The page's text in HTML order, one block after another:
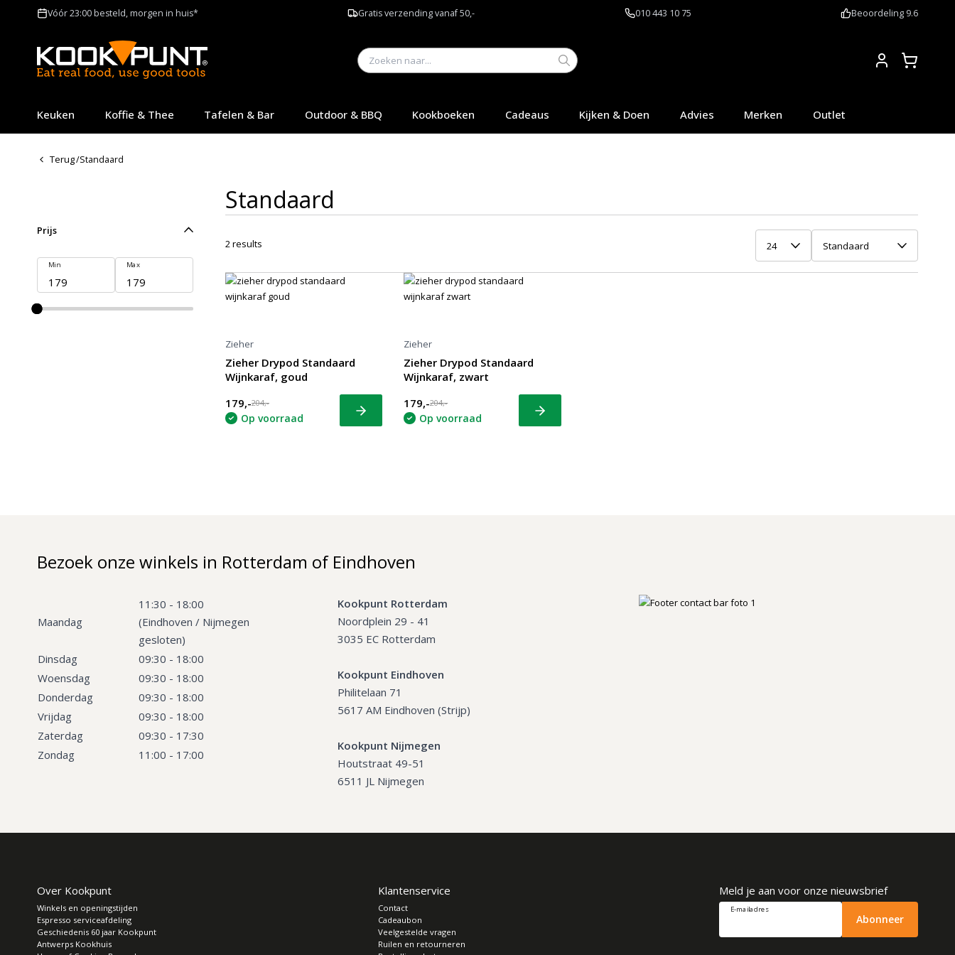
Vóór 23:00 besteld, morgen in huis* Gratis verzending vanaf 50,- 010 443 10 75 Beoordeling 9.6
Keuken Koffie & Thee Tafelen & Bar Outdoor & BBQ Kookboeken Cadeaus Kijken & Doen Advies Merken Outlet
Terug/Standaard
Prijs
Min Max
Standaard
24 Standaard
2results
Zieher
Zieher Drypod Standaard
Wijnkaraf, goud
179,-204,-
Op voorraad Bekijk
Zieher
Zieher Drypod Standaard
Wijnkaraf, zwart
179,-204,-
Op voorraad Bekijk
Bezoek onze winkels in Rotterdam of Eindhoven
Maandag
11:30 - 18:00
(Eindhoven / Nijmegen
gesloten)
Dinsdag
09:30 - 18:00
Woensdag
09:30 - 18:00
Donderdag
09:30 - 18:00
Vrijdag
09:30 - 18:00
Zaterdag
09:30 - 17:30
Zondag
11:00 - 17:00
Kookpunt Rotterdam
Noordplein 29 - 41
3035 EC Rotterdam
Kookpunt Eindhoven
Philitelaan 71
5617 AM Eindhoven (Strijp)
Kookpunt Nijmegen
Houtstraat 49-51
6511 JL Nijmegen
Over Kookpunt
Winkels en openingstijden
Espresso serviceafdeling
Geschiedenis 60 jaar Kookpunt
Antwerps Kookhuis
Klantenservice
Contact
Cadeaubon
Veelgestelde vragen
Ruilen en retourneren
Meld je aan voor onze nieuwsbrief
E-mailadres
Abonneer